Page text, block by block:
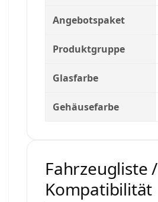
Angebotspaket
Produktgruppe
Glasfarbe
Gehäusefarbe
Fahrzeugliste /
Kompatibilität